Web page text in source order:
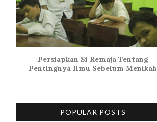
Persiapkan Si Remaja Tentang
Pentingnya Ilmu Sebelum Menikah
POPULAR POSTS